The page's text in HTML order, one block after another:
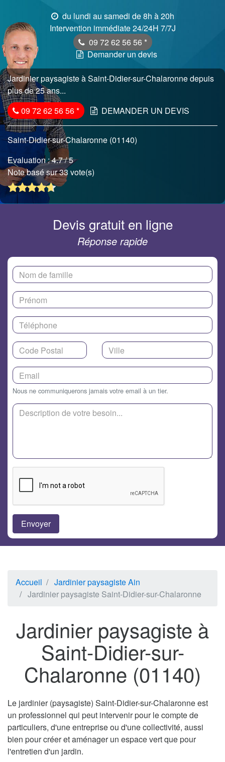
du lundi au samedi de 8h à 20h
Intervention immédiate 24/24H 7/7J
09 72 62 56 56 *
Demander un devis
Jardinier paysagiste à Saint-Didier-sur-Chalaronne depuis
plus de 25 ans...
09 72 62 56 56* DEMANDER UN DEVIS
Saint-Didier-sur-Chalaronne (01140)
Evaluation :4.7/ 5
Note basé sur 33 vote(s)
Devis gratuit en ligne
Réponse rapide
Nous ne communiquerons jamais votre email à un tier.
Accueil
Jardinier paysagiste Ain
Jardinier paysagiste Saint-Didier-sur-Chalaronne
Jardinier paysagiste à
Saint-Didier-sur-
Chalaronne (01140)
Le jardinier (paysagiste) Saint-Didier-sur-Chalaronne est
un professionnel qui peut intervenir pour le compte de
particuliers, d'une entreprise ou d'une collectivité, aussi
bien pour créer et aménager un espace vert que pour
l'entretien d'un jardin.